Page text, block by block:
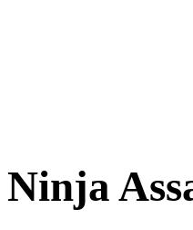
Ninja